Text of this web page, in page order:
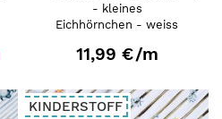
- kleines
Eichhörnchen - weiss
11,99 €/m
KINDERSTOFF